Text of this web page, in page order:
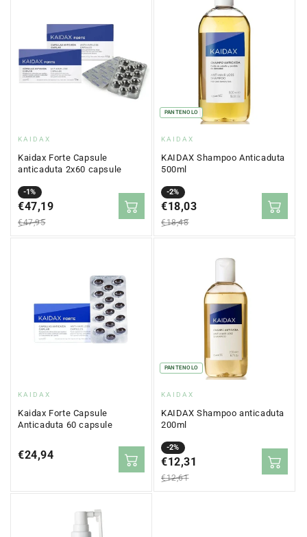
e
Fornitore:
KAIDAX
Kaidax Forte Capsule
anticaduta 2x60 capsule
-1%
Prezzo
in
saldo
€47,19
Prezzo
normale
€47,95
PANTENOLO
Fornitore:
KAIDAX
KAIDAX Shampoo Anticaduta
500ml
-2%
Prezzo
in
saldo
€18,03
Prezzo
normale
€18,48
Fornitore:
KAIDAX
Kaidax Forte Capsule
Anticaduta 60 capsule
Prezzo
€24,94
PANTENOLO
Fornitore:
KAIDAX
KAIDAX Shampoo anticaduta
200ml
-2%
Prezzo
in
saldo
€12,31
Prezzo
normale
€12,61